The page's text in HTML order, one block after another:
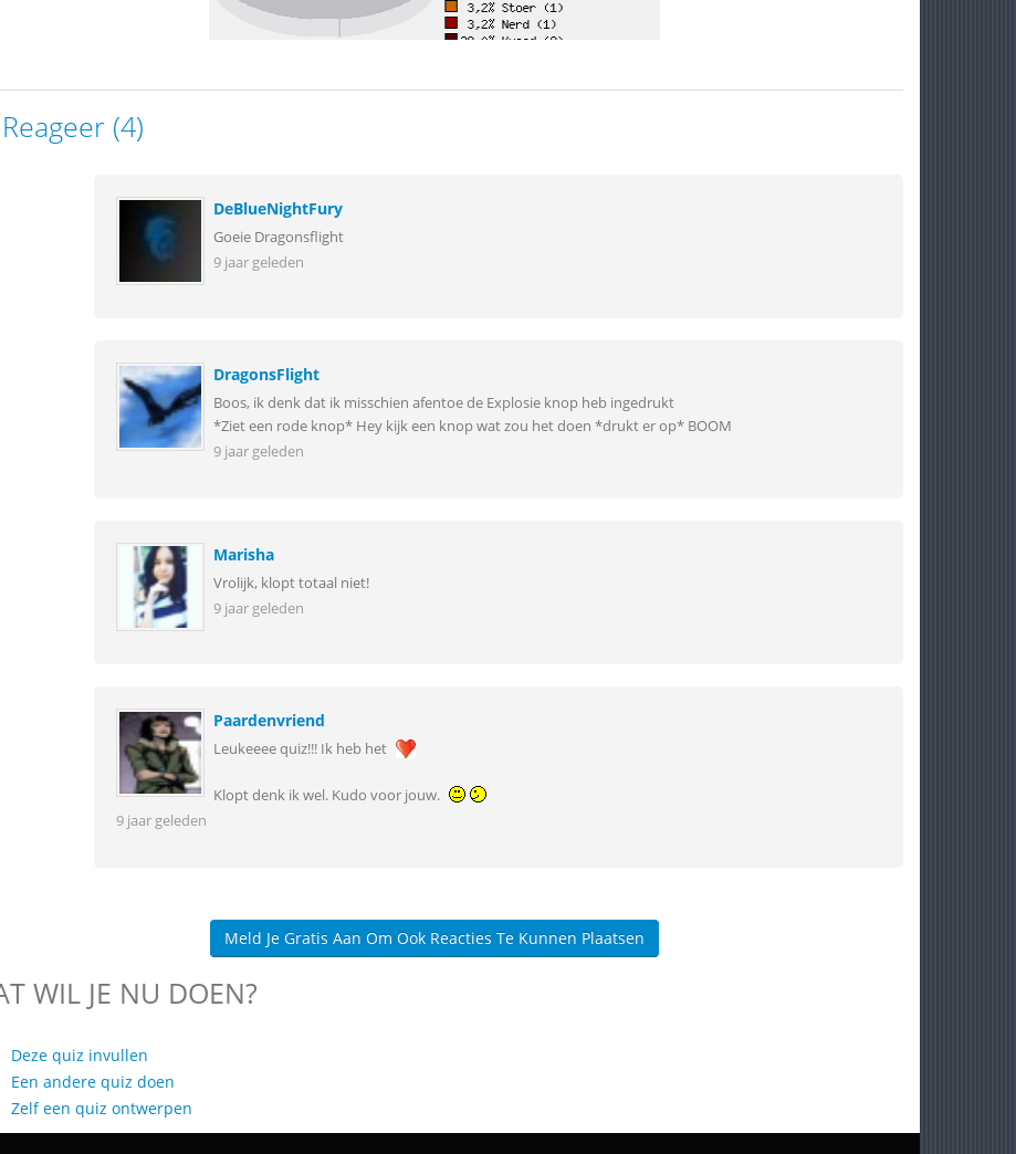
Reageer (4)
DeBlueNightFury
Goeie Dragonsflight
9 jaar geleden
DragonsFlight
Boos, ik denk dat ik misschien afentoe de Explosie knop heb ingedrukt
*Ziet een rode knop* Hey kijk een knop wat zou het doen *drukt er op* BOOM
9 jaar geleden
Marisha
Vrolijk, klopt totaal niet!
9 jaar geleden
Paardenvriend
Leukeeee quiz!!! Ik heb het
Klopt denk ik wel. Kudo voor jouw.
9 jaar geleden
Meld Je Gratis Aan Om Ook Reacties Te Kunnen Plaatsen
WIL JE NU DOEN?
Deze quiz invullen
Een andere quiz doen
Zelf een quiz ontwerpen